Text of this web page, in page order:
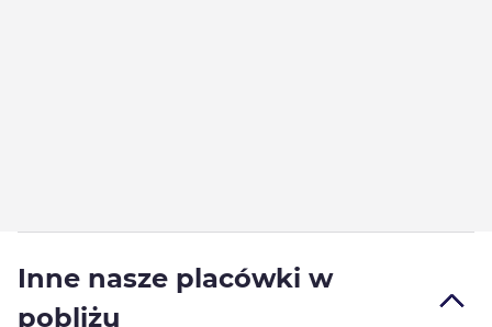
Inne nasze placówki w
pobliżu